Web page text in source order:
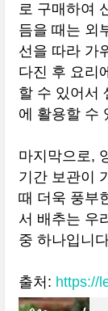
로 구매하여
듬을 때는 외
선을 따라 가
다진 후 요리
할 수 있어서
에 활용할 수
마지막으로,
기간 보관이
때 더욱 풍부
서 배추는 우
중 하나입니
출처: https://